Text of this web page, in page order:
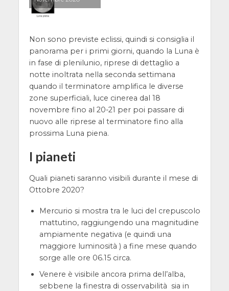
Non sono previste eclissi, quindi si consiglia il
panorama per i primi giorni, quando la Luna è
in fase di plenilunio, riprese di dettaglio a
notte inoltrata nella seconda settimana
quando il terminatore amplifica le diverse
zone superficiali, luce cinerea dal 18
novembre fino al 20-21 per poi passare di
nuovo alle riprese al terminatore fino alla
prossima Luna piena.
I pianeti
Quali pianeti saranno visibili durante il mese di
Ottobre 2020?
Mercurio si mostra tra le luci del crepuscolo
mattutino, raggiungendo una magnitudine
ampiamente negativa (e quindi una
maggiore luminosità ) a fine mese quando
sorge alle ore 06.15 circa.
Venere è visibile ancora prima dell’alba,
sebbene la finestra di osservabilità sia in